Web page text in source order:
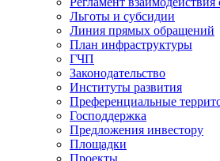
Льготы и субсидии
Линия прямых обращений
План инфраструктуры
ГЧП
Законодательство
Институты развития
Преференциальные
Господдержка
Предложения инвестору
Площадки